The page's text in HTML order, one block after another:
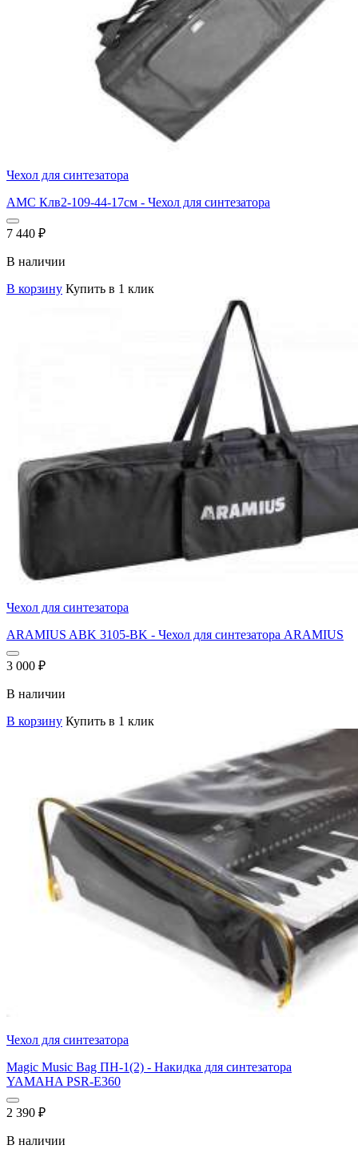
Чехол для синтезатора
АМС Клв2-109-44-17см - Чехол для синтезатора
7 440 ₽
В наличии
В корзину Купить в 1 клик
Чехол для синтезатора
ARAMIUS ABK 3105-BK - Чехол для синтезатора ARAMIUS
3 000 ₽
В наличии
В корзину Купить в 1 клик
Чехол для синтезатора
Magic Music Bag ПН-1(2) - Накидка для синтезатора
YAMAHA PSR-E360
2 390 ₽
В наличии